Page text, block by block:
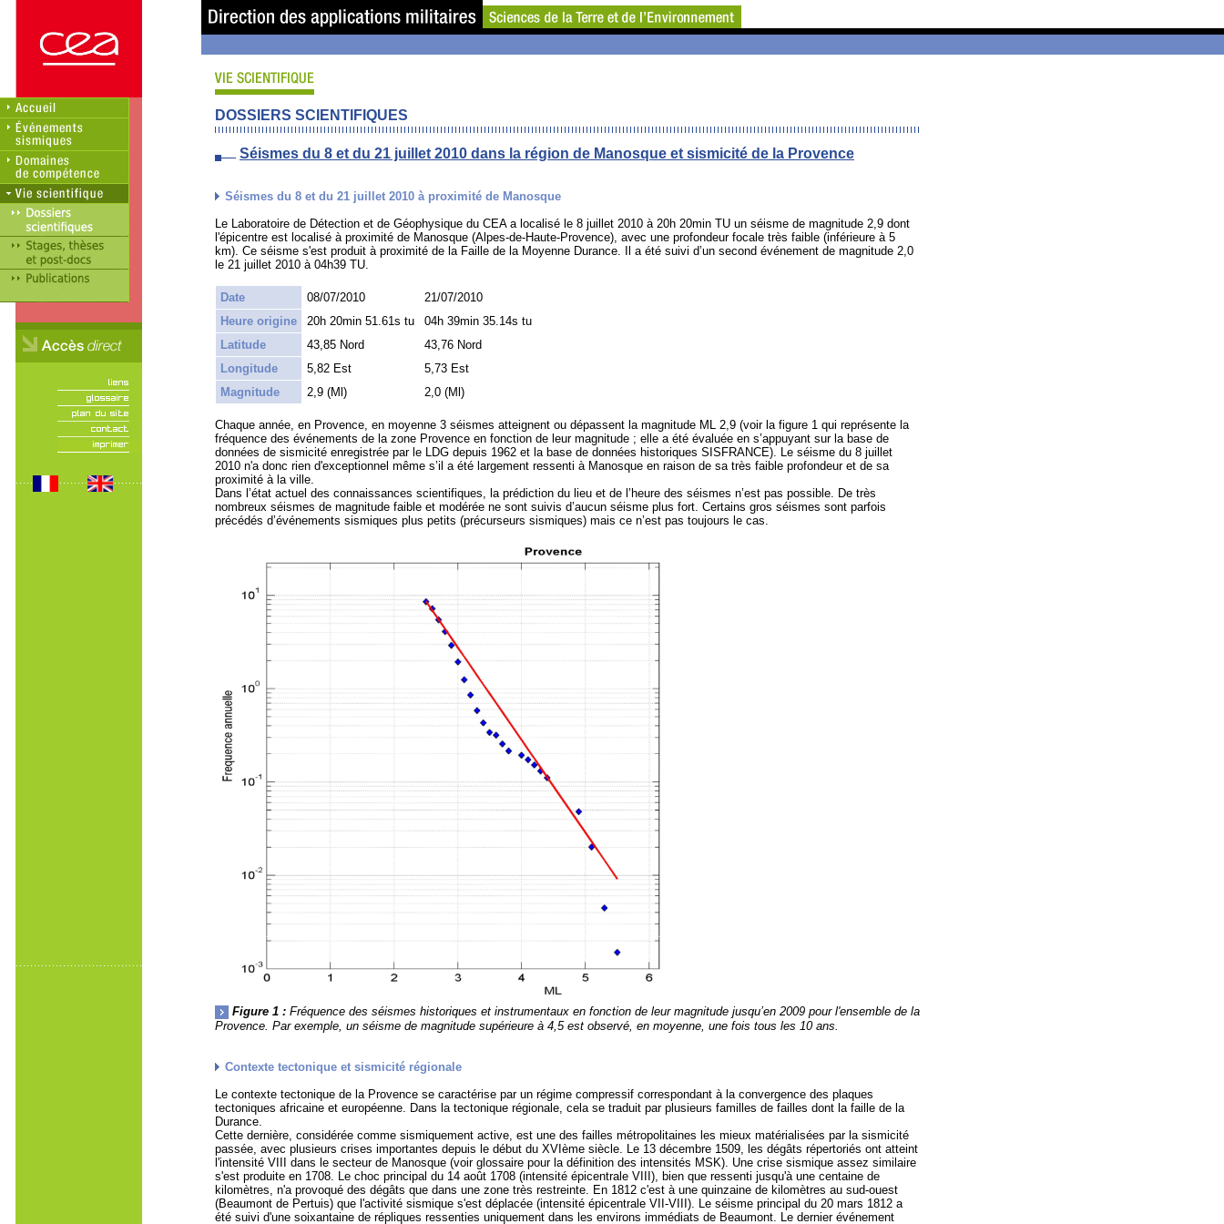
DOSSIERS SCIENTIFIQUES
Séismes du 8 et du 21 juillet 2010 dans la région de Manosque et sismicité de la Provence
Séismes du 8 et du 21 juillet 2010 à proximité de Manosque
Le Laboratoire de Détection et de Géophysique du CEA a localisé le 8 juillet 2010 à 20h 20min TU un séisme de magnitude 2,9 dont
l'épicentre est localisé à proximité de Manosque (Alpes-de-Haute-Provence), avec une profondeur focale très faible (inférieure à 5
km). Ce séisme s'est produit à proximité de la Faille de la Moyenne Durance. Il a été suivi d’un second événement de magnitude 2,0
le 21 juillet 2010 à 04h39 TU.
Date 08/07/2010
21/07/2010
Heure origine
20h 20min 51.61s tu
04h 39min 35.14s tu
Latitude
43,85 Nord
43,76 Nord
Longitude
5,82 Est
5,73 Est
Magnitude
2,9 (Ml) 2,0 (Ml)
Chaque année, en Provence, en moyenne 3 séismes atteignent ou dépassent la magnitude ML 2,9 (voir la figure 1 qui représente la
fréquence des événements de la zone Provence en fonction de leur magnitude ; elle a été évaluée en s’appuyant sur la base de
données de sismicité enregistrée par le LDG depuis 1962 et la base de données historiques SISFRANCE). Le séisme du 8 juillet
2010 n'a donc rien d'exceptionnel même s’il a été largement ressenti à Manosque en raison de sa très faible profondeur et de sa
proximité à la ville.
Dans l’état actuel des connaissances scientifiques, la prédiction du lieu et de l’heure des séismes n’est pas possible. De très
nombreux séismes de magnitude faible et modérée ne sont suivis d’aucun séisme plus fort. Certains gros séismes sont parfois
précédés d’événements sismiques plus petits (précurseurs sismiques) mais ce n’est pas toujours le cas.
Figure 1 : Fréquence des séismes historiques et instrumentaux en fonction de leur magnitude jusqu’en 2009 pour l'ensemble de la
Provence. Par exemple, un séisme de magnitude supérieure à 4,5 est observé, en moyenne, une fois tous les 10 ans.
Contexte tectonique et sismicité régionale
Le contexte tectonique de la Provence se caractérise par un régime compressif correspondant à la convergence des plaques
tectoniques africaine et européenne. Dans la tectonique régionale, cela se traduit par plusieurs familles de failles dont la faille de la
Durance.
Cette dernière, considérée comme sismiquement active, est une des failles métropolitaines les mieux matérialisées par la sismicité
passée, avec plusieurs crises importantes depuis le début du XVIème siècle. Le 13 décembre 1509, les dégâts répertoriés ont atteint
l'intensité VIII dans le secteur de Manosque (voir glossaire pour la définition des intensités MSK). Une crise sismique assez similaire
s'est produite en 1708. Le choc principal du 14 août 1708 (intensité épicentrale VIII), bien que ressenti jusqu'à une centaine de
kilomètres, n'a provoqué des dégâts que dans une zone très restreinte. En 1812 c'est à une quinzaine de kilomètres au sud-ouest
(Beaumont de Pertuis) que l'activité sismique s'est déplacée (intensité épicentrale VII-VIII). Le séisme principal du 20 mars 1812 a
été suivi d'une soixantaine de répliques ressenties uniquement dans les environs immédiats de Beaumont. Le dernier événement